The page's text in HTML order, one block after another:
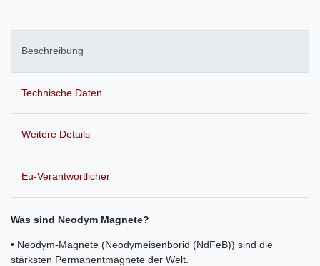
Beschreibung
Technische Daten
Weitere Details
Eu-Verantwortlicher
Was sind Neodym Magnete?
• Neodym-Magnete (Neodymeisenborid (NdFeB)) sind die
stärksten Permanentmagnete der Welt.